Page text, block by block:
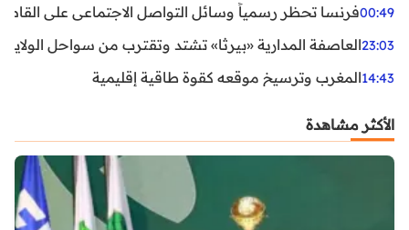
00:49فرنسا تحظر رسمياً وسائل التواصل الاجتماعي على القاصرين
23:03العاصفة المدارية «بيرثا» تشتد وتقترب من سواحل
14:43المغرب وترسيخ موقعه كقوة طاقية إقليمية
الأكثر مشاهدة